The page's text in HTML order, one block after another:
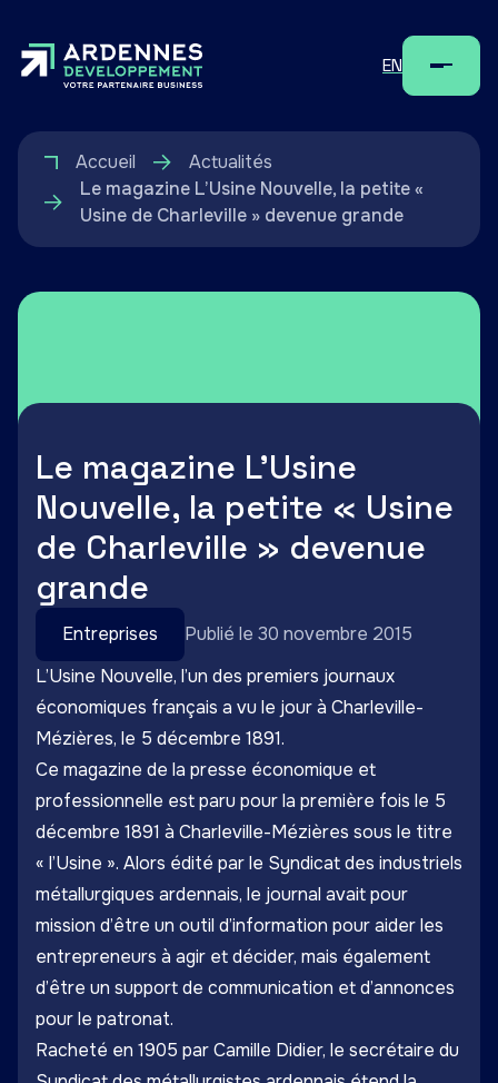
EN Menu
Accueil
Actualités
Le magazine L’Usine Nouvelle, la petite «
Usine de Charleville » devenue grande
Le magazine L’Usine
Nouvelle, la petite « Usine
de Charleville » devenue
grande
Entreprises
Publié le 30 novembre 2015
L’Usine Nouvelle, l’un des premiers journaux
économiques français a vu le jour à Charleville-
Mézières, le 5 décembre 1891.
Ce magazine de la presse économique et
professionnelle est paru pour la première fois le 5
décembre 1891 à Charleville-Mézières sous le titre
« l’Usine ». Alors édité par le Syndicat des industriels
métallurgiques ardennais, le journal avait pour
mission d’être un outil d’information pour aider les
entrepreneurs à agir et décider, mais également
d’être un support de communication et d’annonces
pour le patronat.
Racheté en 1905 par Camille Didier, le secrétaire du